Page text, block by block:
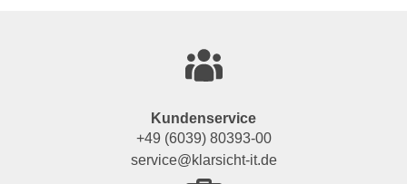
Kundenservice
+49 (6039) 80393-00
service@klarsicht-it.de